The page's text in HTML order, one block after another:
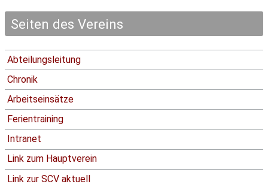
Seiten des Vereins
Abteilungsleitung
Chronik
Arbeitseinsätze
Ferientraining
Intranet
Link zum Hauptverein
Link zur SCV aktuell